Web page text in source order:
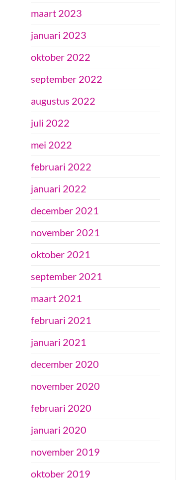
maart 2023
januari 2023
oktober 2022
september 2022
augustus 2022
juli 2022
mei 2022
februari 2022
januari 2022
december 2021
november 2021
oktober 2021
september 2021
maart 2021
februari 2021
januari 2021
december 2020
november 2020
februari 2020
januari 2020
november 2019
oktober 2019